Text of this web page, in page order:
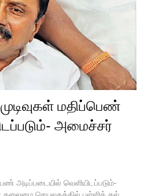
மதிப்பெண்
அமைச்சர்
அடிப்படையில் வெளியிடப்படும்-